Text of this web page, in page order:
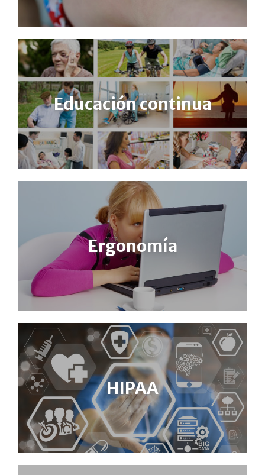
Educación continua
Ergonomía
HIPAA